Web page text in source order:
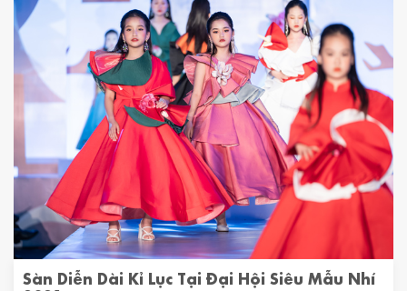
Sàn Diễn Dài Kỉ Lục Tại Đại Hội Siêu Mẫu Nhí